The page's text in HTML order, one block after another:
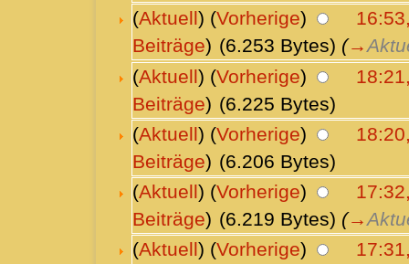
(Aktuell) (Vorherige)
Beiträge) (6.253 Bytes) (→
(Aktuell) (Vorherige)
Beiträge) (6.225 Bytes)
(Aktuell) (Vorherige)
Beiträge) (6.206 Bytes)
(Aktuell) (Vorherige)
Beiträge) (6.219 Bytes) (→
(Aktuell) (Vorherige)